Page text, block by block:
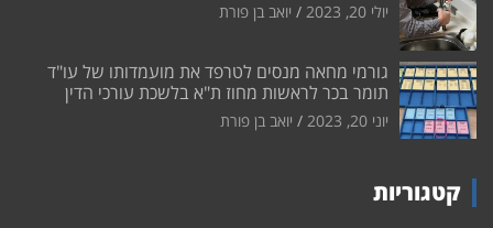
יולי 20, 2023 יואב בן פורת
גורמי מחאה מנסים לטרפד את מועמדותו של עו"ד
תומר בכר לראשות מחוז ת"א בלשכת עורכי הדין
יוני 20, 2023 יואב בן פורת
קטגוריות